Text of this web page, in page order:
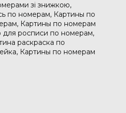
зі знижкою,
по номерам, Картины по
Картины по номерам
для росписи по номерам,
раскраска по
Картины по номерам